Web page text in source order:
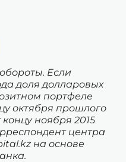
Если
доля долларовых
портфеле
октября прошлого
концу ноября 2015
центра
на основе